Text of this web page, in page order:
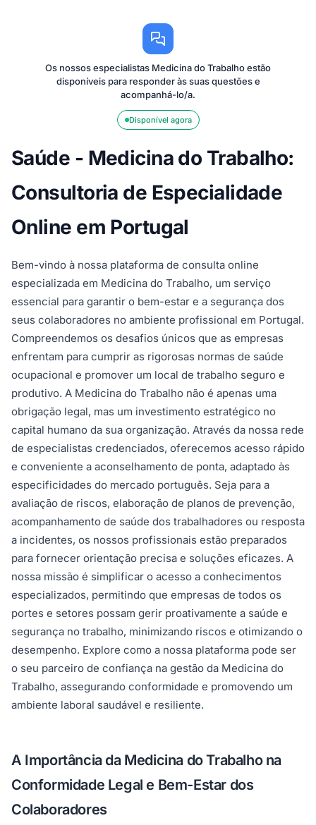
Os nossos especialistas Medicina do Trabalho estão
disponíveis para responder às suas questões e
acompanhá-lo/a.
Disponível agora
Saúde - Medicina do Trabalho:
Consultoria de Especialidade
Online em Portugal
Bem-vindo à nossa plataforma de consulta online
especializada em Medicina do Trabalho, um serviço
essencial para garantir o bem-estar e a segurança dos
seus colaboradores no ambiente profissional em Portugal.
Compreendemos os desafios únicos que as empresas
enfrentam para cumprir as rigorosas normas de saúde
ocupacional e promover um local de trabalho seguro e
produtivo. A Medicina do Trabalho não é apenas uma
obrigação legal, mas um investimento estratégico no
capital humano da sua organização. Através da nossa rede
de especialistas credenciados, oferecemos acesso rápido
e conveniente a aconselhamento de ponta, adaptado às
especificidades do mercado português. Seja para a
avaliação de riscos, elaboração de planos de prevenção,
acompanhamento de saúde dos trabalhadores ou resposta
a incidentes, os nossos profissionais estão preparados
para fornecer orientação precisa e soluções eficazes. A
nossa missão é simplificar o acesso a conhecimentos
especializados, permitindo que empresas de todos os
portes e setores possam gerir proativamente a saúde e
segurança no trabalho, minimizando riscos e otimizando o
desempenho. Explore como a nossa plataforma pode ser
o seu parceiro de confiança na gestão da Medicina do
Trabalho, assegurando conformidade e promovendo um
ambiente laboral saudável e resiliente.
A Importância da Medicina do Trabalho na
Conformidade Legal e Bem-Estar dos
Colaboradores